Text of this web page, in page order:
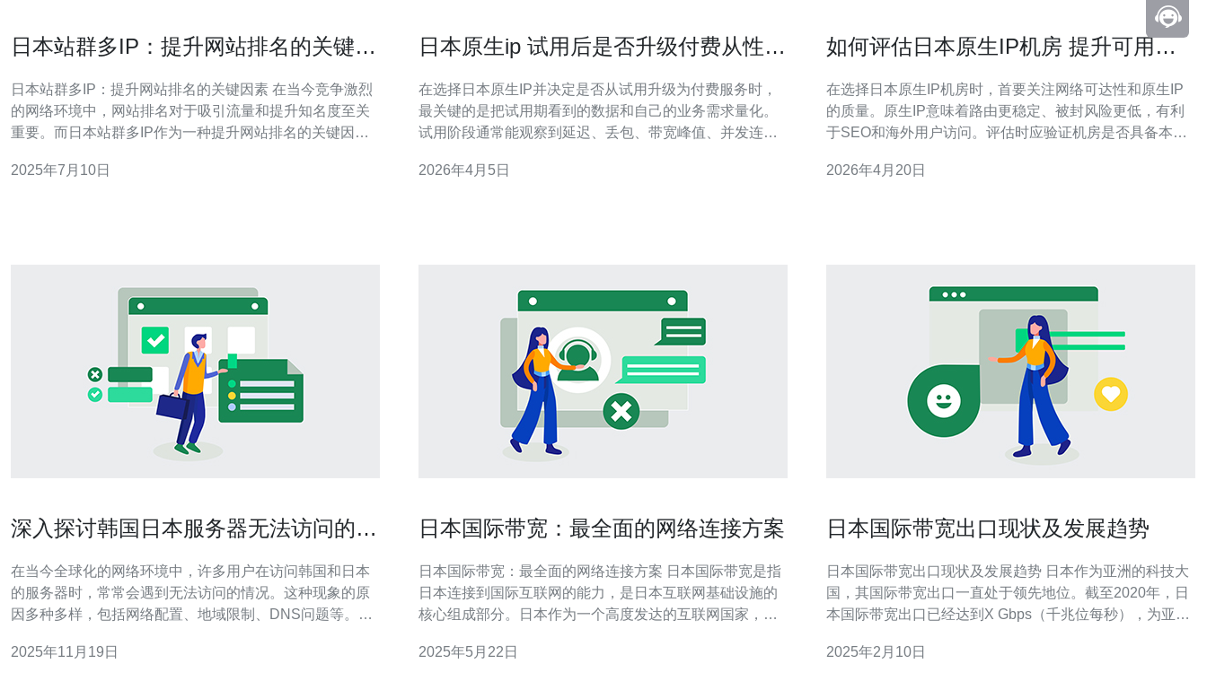
日本站群多IP：提升网站排名的关键因
日本站群多IP：提升网站排名的关键因素 在当今竞争激烈
的网络环境中，网站排名对于吸引流量和提升知名度至关
重要。而日本站群多IP作为一种提升网站排名的关键因
指一个网站拥有多个IP地址，并且这些IP地址分布在日本
2025年7月10日
日本原生ip 试用后是否升级付费从性能
在选择日本原生IP并决定是否从试用升级为付费服务时，
最关键的是把试用期看到的数据和自己的业务需求量化。
试用阶段通常能观察到延迟、丢包、带宽峰值、并发连接
取速度及业务可用性。 性能判断要点包括：1）平均延迟
2026年4月5日
如何评估日本原生IP机房 提升可用性
在选择日本原生IP机房时，首要关注网络可达性和原生IP
的质量。原生IP意味着路由更稳定、被封风险更低，有利
于SEO和海外用户访问。评估时应验证机房是否具备本地
要。优先选择支持多线BGP、拥有独立ASN或与主干网络
2026年4月20日
深入探讨韩国日本服务器无法访问的原
在当今全球化的网络环境中，许多用户在访问韩国和日本
的服务器时，常常会遇到无法访问的情况。这种现象的原
因多种多样，包括网络配置、地域限制、DNS问题等。通
的服务提供商如德讯电讯，确保他们的在线体验顺畅。 网
2025年11月19日
日本国际带宽：最全面的网络连接方案
日本国际带宽：最全面的网络连接方案 日本国际带宽是指
日本连接到国际互联网的能力，是日本互联网基础设施的
核心组成部分。日本作为一个高度发达的互联网国家，拥
方案。 日本国际带宽具有以下特点： 高速稳定：日本国际
2025年5月22日
日本国际带宽出口现状及发展趋势
日本国际带宽出口现状及发展趋势 日本作为亚洲的科技大
国，其国际带宽出口一直处于领先地位。截至2020年，日
本国际带宽出口已经达到X Gbps（千兆位每秒），为亚洲
提供，包括NTT、KDDI和SoftBank等。这些运营商通过海
2025年2月10日